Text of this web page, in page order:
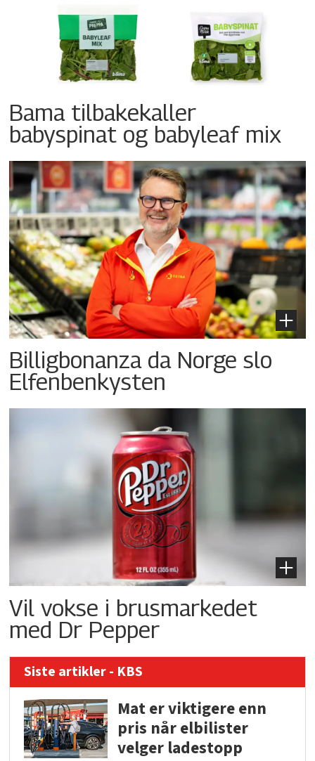
Bama tilbakekaller
babyspinat og babyleaf mix
Billigbonanza da Norge slo
Elfenbenkysten
Vil vokse i brusmarkedet
med Dr Pepper
Siste artikler - KBS
Mat er viktigere enn
pris når elbilister
velger ladestopp